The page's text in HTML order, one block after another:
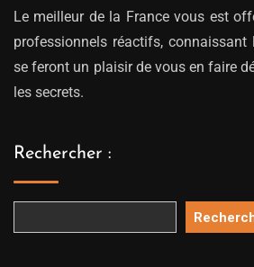
Le meilleur de la France vous est
professionnels réactifs, connaissant
se feront un plaisir de vous en faire
les secrets.
Rechercher :